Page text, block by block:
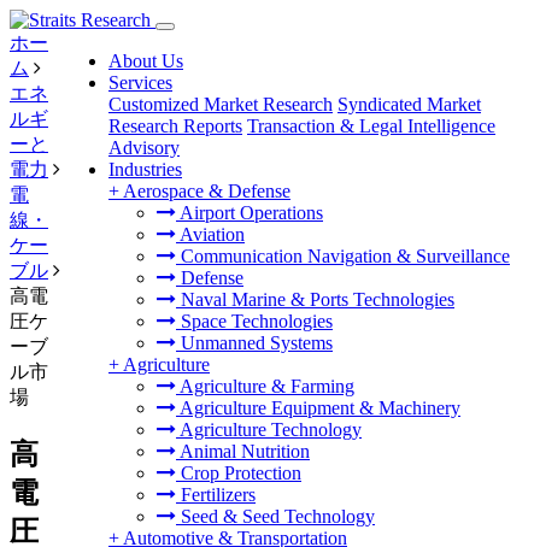
About Us
Services
Customized Market Research Syndicated Market
Research Reports Transaction & Legal Intelligence
Advisory
Industries
+ Aerospace & Defense
Airport Operations
Aviation
Communication Navigation & Surveillance
Defense
Naval Marine & Ports Technologies
Space Technologies
Unmanned Systems
+ Agriculture
Agriculture & Farming
Agriculture Equipment & Machinery
Agriculture Technology
Animal Nutrition
Crop Protection
Fertilizers
Seed & Seed Technology
+ Automotive & Transportation
ホー
ム
エネ
ルギ
ーと
電力
電
線・
ケー
ブル
高電
圧ケ
ーブ
ル市
場
高
電
圧